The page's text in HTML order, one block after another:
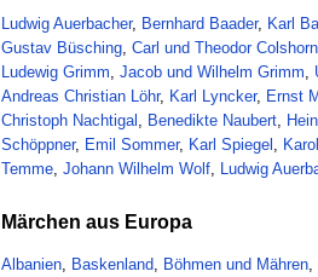
Ludwig Auerbacher, Bernhard Baader, Karl
Gustav Büsching, Carl und Theodor Colshorn
Ludewig Grimm, Jacob und Wilhelm Grimm,
Andreas Christian Löhr, Karl Lyncker, Ernst
Christoph Nachtigal , Benedikte Naubert,
Schöppner, Emil Sommer, Karl Spiegel ,
Temme, Johann Wilhelm Wolf, Ludwig
Märchen aus Europa
Albanien, Baskenland Böhmen und Mähren,